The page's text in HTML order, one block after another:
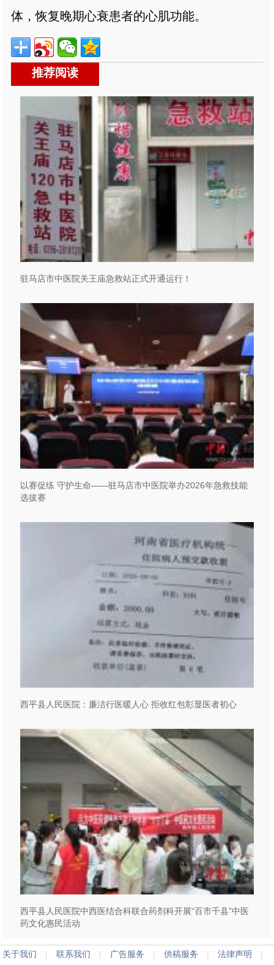
体，恢复晚期心衰患者的心肌功能。
推荐阅读
驻马店市中医院关王庙急救站正式开通运行！
以赛促练 守护生命——驻马店市中医院举办2026年急救技能
选拔赛
西平县人民医院：廉洁行医暖人心 拒收红包彰显医者初心
西平县人民医院中西医结合科联合药剂科开展“百市千县”中医
药文化惠民活动
关于我们 | 联系我们 | 广告服务 | 供稿服务 | 法律声明 |